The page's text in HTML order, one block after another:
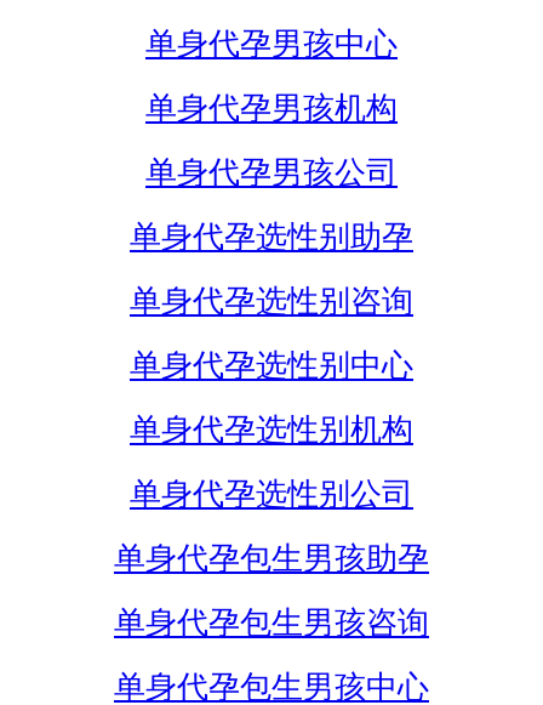
单身代孕男孩中心
单身代孕男孩机构
单身代孕男孩公司
单身代孕选性别助孕
单身代孕选性别咨询
单身代孕选性别中心
单身代孕选性别机构
单身代孕选性别公司
单身代孕包生男孩助孕
单身代孕包生男孩咨询
单身代孕包生男孩中心